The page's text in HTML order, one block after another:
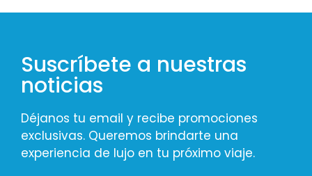
Suscríbete a nuestras
noticias
Déjanos tu email y recibe promociones
exclusivas. Queremos brindarte una
experiencia de lujo en tu próximo viaje.